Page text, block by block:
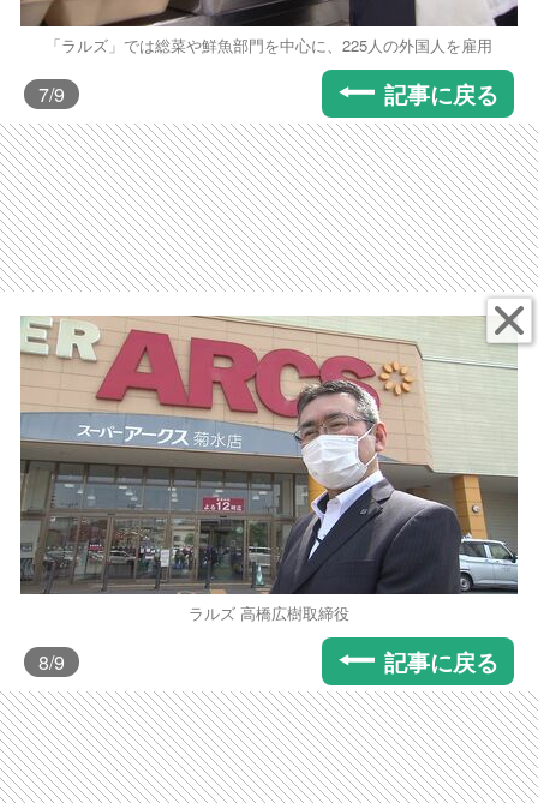
「ラルズ」では総菜や鮮魚部門を中心に、225人の外国人を雇用
7/9 記事に戻る
ラルズ 高橋広樹取締役
8/9 記事に戻る